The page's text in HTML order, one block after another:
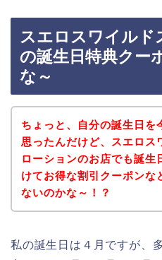
スエロスワイルド
の誕生日特典クー
な～
ちょっと、自分の誕生日を
思ったんだけど、スエロス
ローションのお店でも誕生
けてお得な割引クーポンな
ないのかな～！？
私の誕生日は４月ですが、